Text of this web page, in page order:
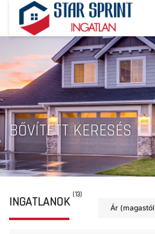
BŐVÍTETT KERESÉS
INGATLANOK (13)
Ár